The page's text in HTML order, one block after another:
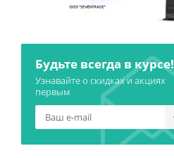
Будьте всегда в курсе!
Узнавайте о скидках и акциях
первым